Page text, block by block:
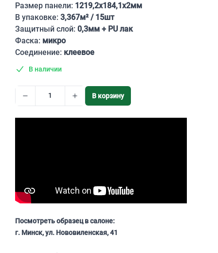
Размер панели: 1219,2х184,1х2мм
В упаковке: 3,367м² / 15шт
Защитный слой: 0,3мм + PU лак
Фаска: микро
Соединение: клеевое
В наличии
В корзину
Посмотреть образец в салоне:
г. Минск, ул. Нововиленская, 41